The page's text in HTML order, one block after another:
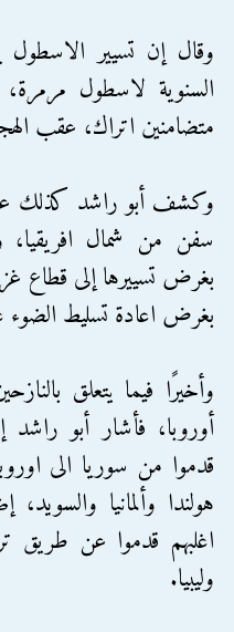
وقال إن تسيير الاسطول
متضامنين اتراك، عقب
وكشف أبو راشد كذلك
سفن من شمال افريقيا،
بغرض تسييرها إلى قطاع
بغرض اعادة تسليط
وأخيرًا فيما يتعلق
قدموا من سوريا الى
هولندا وألمانيا
اغلبهم قدموا عن طريق
وليبيا.